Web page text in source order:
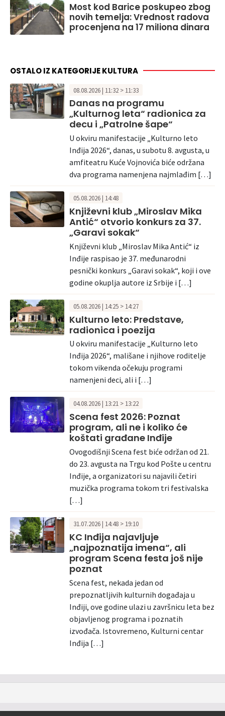
Most kod Barice poskupeo zbog
novih temelja: Vrednost radova
procenjena na 17 miliona dinara
OSTALO IZ KATEGORIJE KULTURA
08.08.2026 | 11:32 > 11:33
Danas na programu
„Kulturnog leta“ radionica za
decu i „Patrolne šape“
U okviru manifestacije „Kulturno leto
Inđija 2026“, danas, u subotu 8. avgusta, u
amfiteatru Kuće Vojnovića biće održana
dva programa namenjena najmlađim […]
05.08.2026 | 14:48
Književni klub „Miroslav Mika
Antić“ otvorio konkurs za 37.
„Garavi sokak“
Književni klub „Miroslav Mika Antić“ iz
Inđije raspisao je 37. međunarodni
pesnički konkurs „Garavi sokak“, koji i ove
godine okuplja autore iz Srbije i […]
05.08.2026 | 14:25 > 14:27
Kulturno leto: Predstave,
radionica i poezija
U okviru manifestacije „Kulturno leto
Inđija 2026“, mališane i njihove roditelje
tokom vikenda očekuju programi
namenjeni deci, ali i […]
04.08.2026 | 13:21 > 13:22
Scena fest 2026: Poznat
program, ali ne i koliko će
koštati građane Inđije
Ovogodišnji Scena fest biće održan od 21.
do 23. avgusta na Trgu kod Pošte u centru
Inđije, a organizatori su najavili četiri
muzička programa tokom tri festivalska
[…]
31.07.2026 | 14:48 > 19:10
KC Inđija najavljuje
„najpoznatija imena“, ali
program Scena festa još nije
poznat
Scena fest, nekada jedan od
prepoznatljivih kulturnih događaja u
Inđiji, ove godine ulazi u završnicu leta bez
objavljenog programa i poznatih
izvođača. Istovremeno, Kulturni centar
Inđija […]